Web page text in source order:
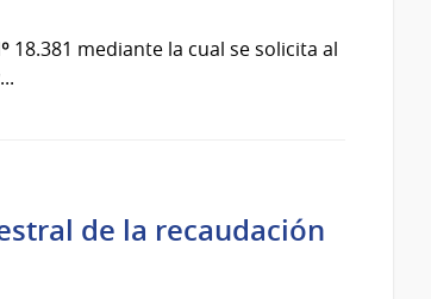
18.381 mediante la cual se solicita al
de la recaudación